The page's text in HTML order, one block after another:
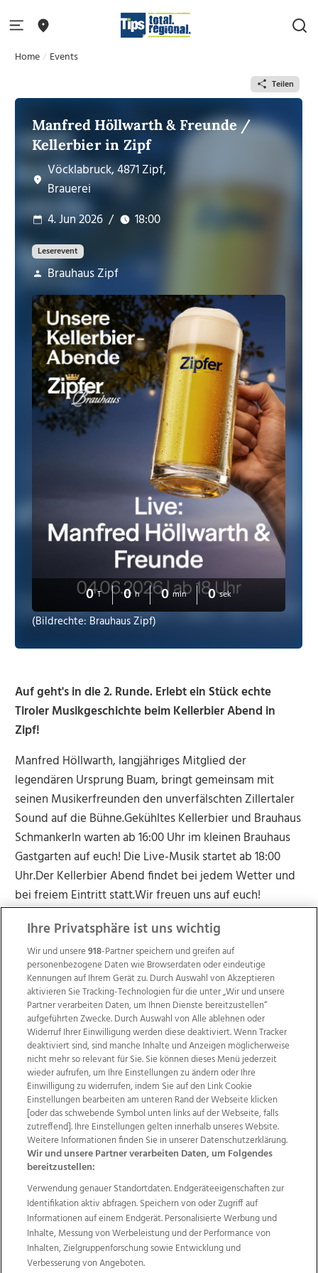
Home Events
Teilen
Manfred Höllwarth & Freunde /
Kellerbier in Zipf
Vöcklabruck, 4871 Zipf,
Brauerei
4. Jun 2026 / 18:00
Leserevent
Brauhaus Zipf
0 T 0 h 0 min 0 sek
(Bildrechte: Brauhaus Zipf)
Auf geht's in die 2. Runde. Erlebt ein Stück echte
Tiroler Musikgeschichte beim Kellerbier Abend in
Zipf!
Manfred Höllwarth, langjähriges Mitglied der
legendären Ursprung Buam, bringt gemeinsam mit
seinen Musikerfreunden den unverfälschten Zillertaler
Sound auf die Bühne.Gekühltes Kellerbier und Brauhaus
Schmankerln warten ab 16:00 Uhr im kleinen Brauhaus
Gastgarten auf euch! Die Live-Musik startet ab 18:00
Uhr.Der Kellerbier Abend findet bei jedem Wetter und
bei freiem Eintritt statt.Wir freuen uns auf euch!
Wir über uns Mediadaten Kontakt
Jobs
Datenschutz
Impressum
AGB Anzeigekunden
AGB Website
Ehrenkodex Politische Werbung
Weitere Angebote des Medienhauses Wimmer
TV1 di-mog-i.at OÖNow
Ischler Woche
Life Radio
OÖNachrichten
OÖN Immobilien
OÖN Karriere
OÖN Reise
Promenaden Galerien
Regionaljobs
wasistlos.at wirtrauern.at
Ihre Privatsphäre ist uns wichtig
Wir und unsere918-Partner speichern und greifen auf
personenbezogene Daten wie Browserdaten oder eindeutige
Kennungen auf Ihrem Gerät zu. Durch Auswahl von Akzeptieren
aktivieren Sie Tracking-Technologien für die unter „Wir und unsere
Partner verarbeiten Daten, um Ihnen Dienste bereitzustellen“
aufgeführten Zwecke. Durch Auswahl von Alle ablehnen oder
Widerruf Ihrer Einwilligung werden diese deaktiviert. Wenn Tracker
deaktiviert sind, sind manche Inhalte und Anzeigen möglicherweise
nicht mehr so relevant für Sie. Sie können dieses Menü jederzeit
wieder aufrufen, um Ihre Einstellungen zu ändern oder Ihre
Einwilligung zu widerrufen, indem Sie auf den Link Cookie
Einstellungen bearbeiten am unteren Rand der Webseite klicken
[oder das schwebende Symbol unten links auf der Webseite, falls
zutreffend]. Ihre Einstellungen gelten innerhalb unseres Website.
Weitere Informationen finden Sie in unserer Datenschutzerklärung.
Wir und unsere Partner verarbeiten Daten, um Folgendes
bereitzustellen:
Verwendung genauer Standortdaten. Endgeräteeigenschaften zur
Identifikation aktiv abfragen. Speichern von oder Zugriff auf
Informationen auf einem Endgerät. Personalisierte Werbung und
Inhalte, Messung von Werbeleistung und der Performance von
Inhalten, Zielgruppenforschung sowie Entwicklung und
Verbesserung von Angeboten.